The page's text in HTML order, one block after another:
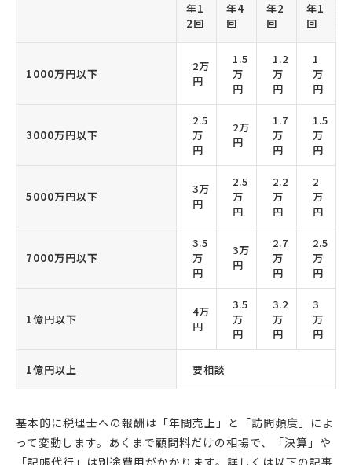
年1
2回
年4
回
年2
回
年1
回
1000万円以下
2万
円
1.5
万
円
1.2
万
円
1
万
円
3000万円以下
2.5
万
円
2万
円
1.7
万
円
1.5
万
円
5000万円以下
3万
円
2.5
万
円
2.2
万
円
2
万
円
7000万円以下
3.5
万
円
3万
円
2.7
万
円
2.5
万
円
1億円以下
4万
円
3.5
万
円
3.2
万
円
3
万
円
1億円以上 要相談
基本的に税理士への報酬は「年間売上」と「訪問頻度」によ
って変動します。あくまで顧問料だけの相場で、「決算」や